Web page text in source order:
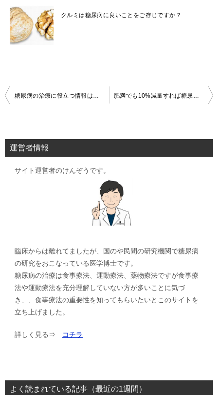
クルミは糖尿病に良いことをご存じですか？
投
ビ
ゲ
糖尿病の治療に役立つ情報は「糖尿病＠LINEヘルスケア」で！ 肥満でも10%減量すれば糖尿病が寛解する
運営者情報
サイト運営者のけんぞうです。
臨床からは離れてましたが、国のや民間の研究機関で糖尿病
の研究をおこなっている医学博士です。
糖尿病の治療は食事療法、運動療法、薬物療法ですが食事療
法や運動療法を充分理解していない方が多いことに気づ
き、、食事療法の重要性を知ってもらいたいとこのサイトを
立ち上げました。
詳しく見る⇒ コチラ
よく読まれている記事（最近の1週間）